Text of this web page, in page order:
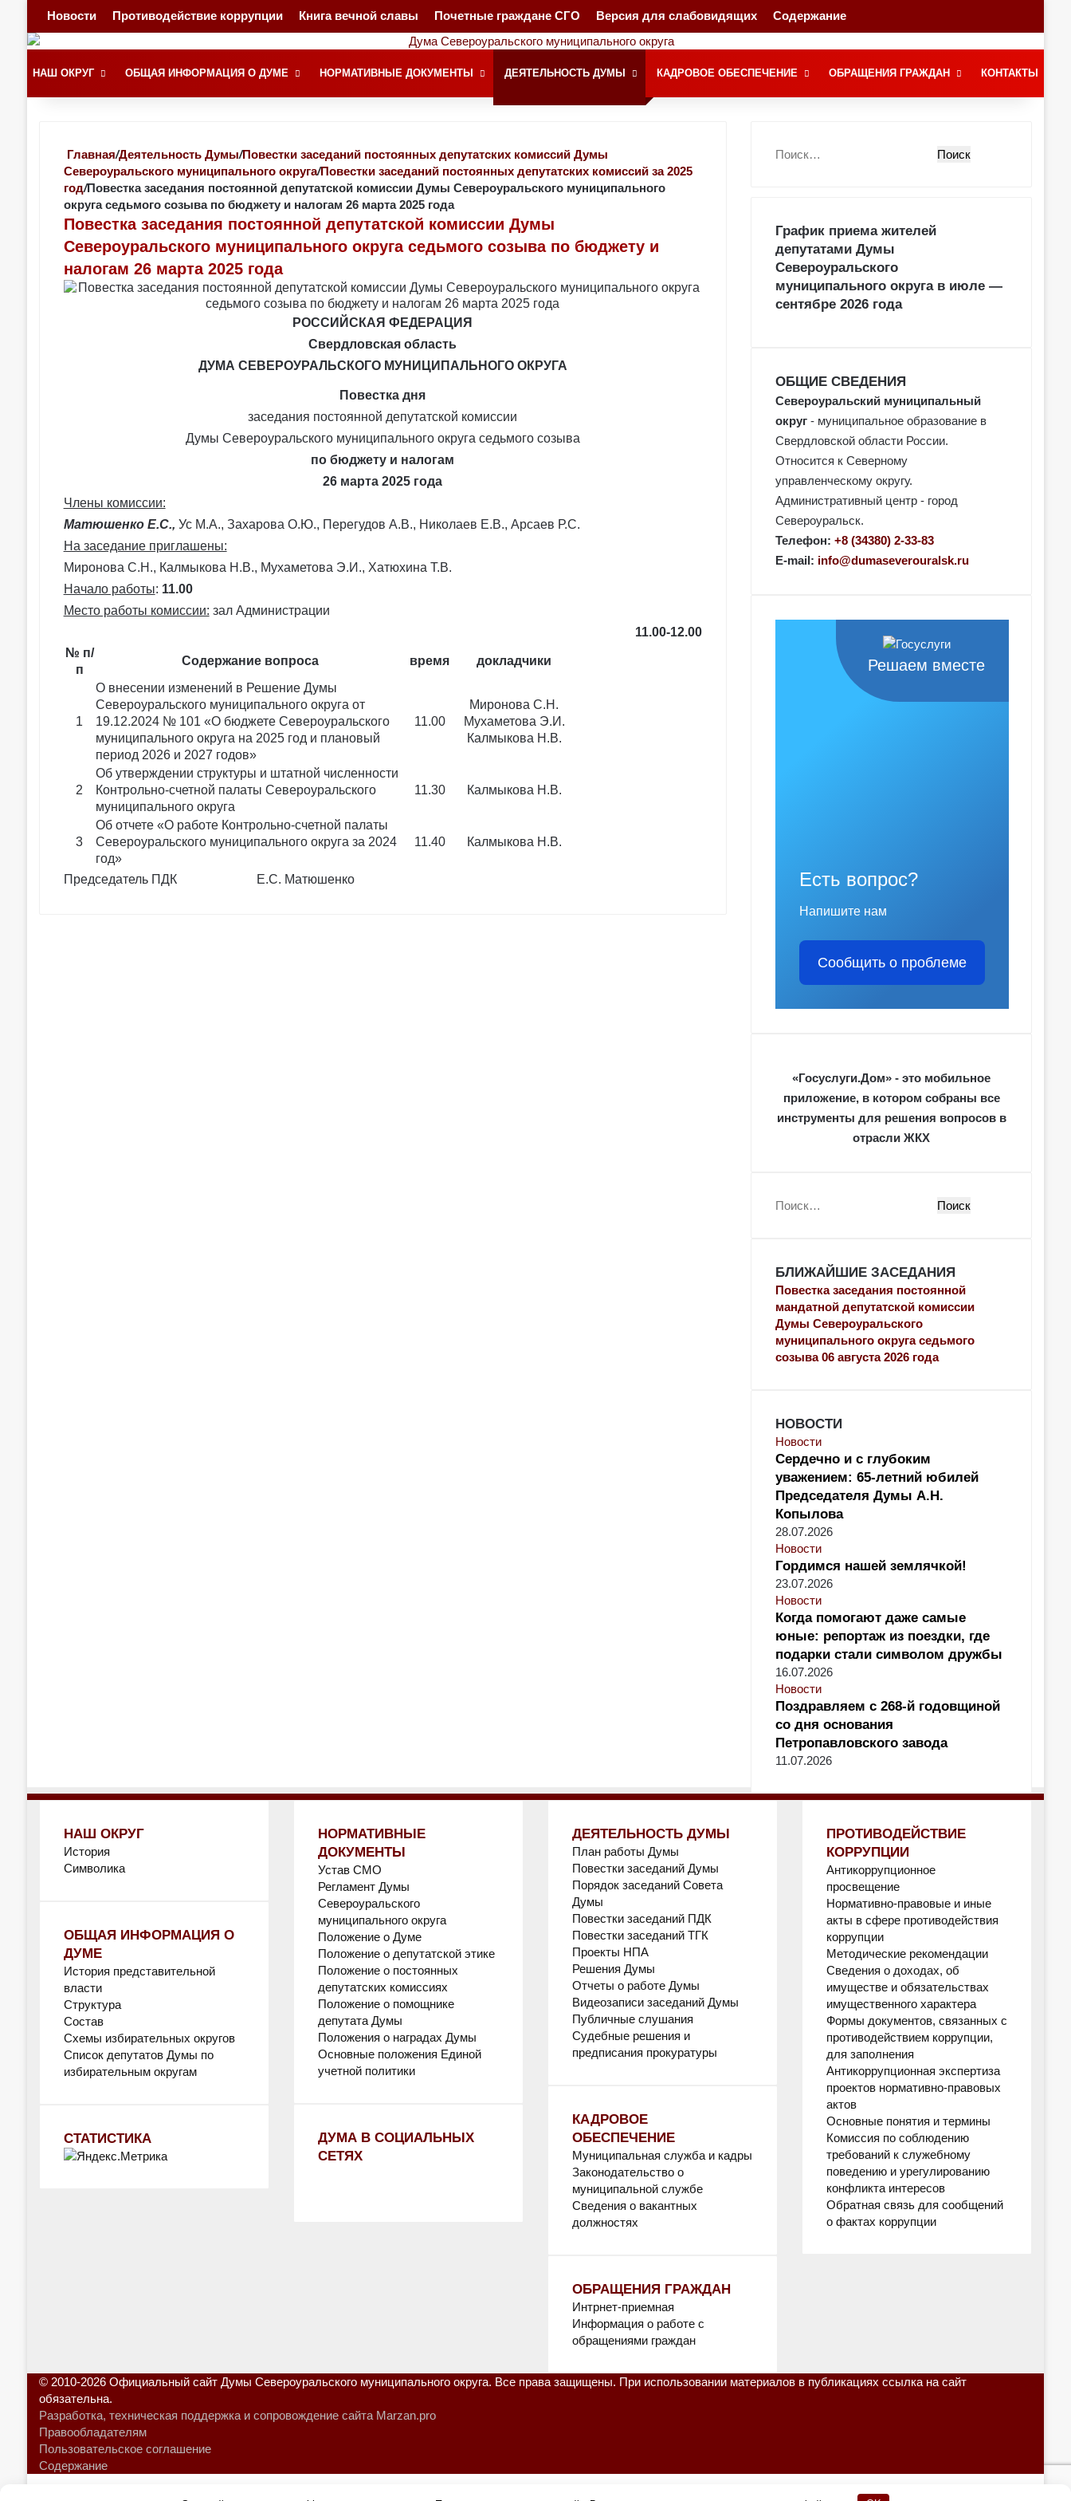
Новости Противодействие коррупции Книга вечной славы Почетные граждане СГО Версия для слабовидящих Содержание
НАШ ОКРУГ ОБЩАЯ ИНФОРМАЦИЯ О ДУМЕ НОРМАТИВНЫЕ ДОКУМЕНТЫ ДЕЯТЕЛЬНОСТЬ ДУМЫ КАДРОВОЕ ОБЕСПЕЧЕНИЕ ОБРАЩЕНИЯ ГРАЖДАН КОНТАКТЫ
Главная/Деятельность Думы/Повестки заседаний постоянных депутатских комиссий Думы
Североуральского муниципального округа/Повестки заседаний постоянных депутатских комиссий за 2025
год/Повестка заседания постоянной депутатской комиссии Думы Североуральского муниципального
округа седьмого созыва по бюджету и налогам 26 марта 2025 года
Повестка заседания постоянной депутатской комиссии Думы
Североуральского муниципального округа седьмого созыва по бюджету и
налогам 26 марта 2025 года
РОССИЙСКАЯ ФЕДЕРАЦИЯ
Свердловская область
ДУМА СЕВЕРОУРАЛЬСКОГО МУНИЦИПАЛЬНОГО ОКРУГА
Повестка дня
заседания постоянной депутатской комиссии
Думы Североуральского муниципального округа седьмого созыва
по бюджету и налогам
26 марта 2025 года
Члены комиссии:
Матюшенко Е.С., Ус М.А., Захарова О.Ю., Перегудов А.В., Николаев Е.В., Арсаев Р.С.
На заседание приглашены:
Миронова С.Н., Калмыкова Н.В., Мухаметова Э.И., Хатюхина Т.В.
Начало работы: 11.00
Место работы комиссии: зал Администрации
11.00-12.00
№ п/
п
Содержание вопроса время докладчики
1
О внесении изменений в Решение Думы
Североуральского муниципального округа от
19.12.2024 № 101 «О бюджете Североуральского
муниципального округа на 2025 год и плановый
период 2026 и 2027 годов»
11.00
Миронова С.Н.
Мухаметова Э.И.
Калмыкова Н.В.
2
Об утверждении структуры и штатной численности
Контрольно-счетной палаты Североуральского
муниципального округа
11.30 Калмыкова Н.В.
3
Об отчете «О работе Контрольно-счетной палаты
Североуральского муниципального округа за 2024
год»
11.40 Калмыкова Н.В.
Председатель ПДК Е.С. Матюшенко
Н
:График приема жителей
депутатами Думы
Североуральского
муниципального округа в июле —
сентябре 2026 года
ОБЩИЕ СВЕДЕНИЯ
Североуральский муниципальный
округ - муниципальное образование в
Свердловской области России.
Относится к Северному
управленческому округу.
Административный центр - город
Североуральск.
Телефон:+8 (34380) 2-33-83
E-mail: info@dumaseverouralsk.ru
Решаем вместе
Есть вопрос?
Напишите нам
Сообщить о проблеме
«Госуслуги.Дом» - это мобильное
приложение, в котором собраны все
инструменты для решения вопросов в
отрасли ЖКХ
Н
и
:
БЛИЖАЙШИЕ ЗАСЕДАНИЯ
Повестка заседания постоянной
мандатной депутатской комиссии
Думы Североуральского
муниципального округа седьмого
созыва 06 августа 2026 года
НОВОСТИ
Новости
Сердечно и с глубоким
уважением: 65-летний юбилей
Председателя Думы А.Н.
Копылова
28.07.2026
Новости
Гордимся нашей землячкой!
23.07.2026
Новости
Когда помогают даже самые
юные: репортаж из поездки, где
подарки стали символом дружбы
16.07.2026
Новости
Поздравляем с 268-й годовщиной
со дня основания
Петропавловского завода
11.07.2026
НАШ ОКРУГ
История
Символика
ОБЩАЯ ИНФОРМАЦИЯ О
ДУМЕ
История представительной
власти
Структура
Состав
Схемы избирательных округов
Список депутатов Думы по
избирательным округам
СТАТИСТИКА
НОРМАТИВНЫЕ
ДОКУМЕНТЫ
Устав СМО
Регламент Думы
Североуральского
муниципального округа
Положение о Думе
Положение о депутатской этике
Положение о постоянных
депутатских комиссиях
Положение о помощнике
депутата Думы
Положения о наградах Думы
Основные положения Единой
учетной политики
ДУМА В СОЦИАЛЬНЫХ
СЕТЯХ
ДЕЯТЕЛЬНОСТЬ ДУМЫ
План работы Думы
Повестки заседаний Думы
Порядок заседаний Совета
Думы
Повестки заседаний ПДК
Повестки заседаний ТГК
Проекты НПА
Решения Думы
Отчеты о работе Думы
Видеозаписи заседаний Думы
Публичные слушания
Судебные решения и
предписания прокуратуры
КАДРОВОЕ
ОБЕСПЕЧЕНИЕ
Муниципальная служба и кадры
Законодательство о
муниципальной службе
Сведения о вакантных
должностях
ОБРАЩЕНИЯ ГРАЖДАН
Интрнет-приемная
Информация о работе с
обращениями граждан
ПРОТИВОДЕЙСТВИЕ
КОРРУПЦИИ
Антикоррупционное
просвещение
Нормативно-правовые и иные
акты в сфере противодействия
коррупции
Методические рекомендации
Сведения о доходах, об
имуществе и обязательствах
имущественного характера
Формы документов, связанных с
противодействием коррупции,
для заполнения
Антикоррупционная экспертиза
проектов нормативно-правовых
актов
Основные понятия и термины
Комиссия по соблюдению
требований к служебному
поведению и урегулированию
конфликта интересов
Обратная связь для сообщений
о фактах коррупции
© 2010-2026 Официальный сайт Думы Североуральского муниципального округа. Все права защищены. При использовании материалов в публикациях ссылка на сайт
обязательна.
Разработка, техническая поддержка и сопровождение сайта Marzan.pro
Правообладателям
Пользовательское соглашение
Содержание
Кнопка